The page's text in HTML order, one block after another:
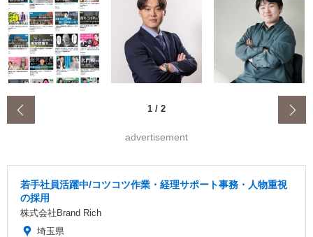
1 / 2
advertisement
若手社員活躍中/コツコツ作業・経理サポート事務・人物重視
の採用
株式会社Brand Rich
埼玉県